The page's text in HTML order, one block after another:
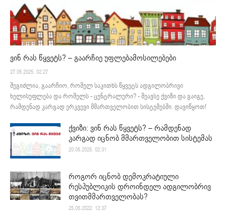
ვინ რას წყვეტს? – გაარჩიე უფლებამოსილებები
27.05.2025. 02:27
შეგიძლია, გაარჩიო, რომელ საკითხს წყვეტს ადგილობრივი
ხელისუფლება და რომელს - ცენტრალური? - შეავსე ქვიზი და გაიგე,
რამდენად კარგად ერკვევი მმართველობით სისტემებში. დავიწყოთ!
ქვიზი: ვინ რას წყვეტს? – რამდენად
კარგად იცნობ მმართველობით სისტემას
20.05.2025. 02:31
როგორ იცნობ დემოკრატიული
რესპუბლიკის დროინდელ ადგილობრივ
თვითმმართველობას?
25.05.2022. 12:37